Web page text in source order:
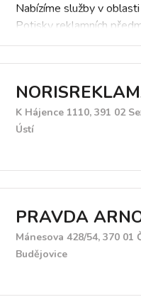
Nabízíme služby v
Potisky reklamních
textilu, polepy cedulí,
Zpracováváme výšivky a
Dodáváme také
Máme výběr pohárů a
K Hájence 1110, 391 02
Ústí
PRAVDA
Mánesova 428/54, 370 01
Budějovice